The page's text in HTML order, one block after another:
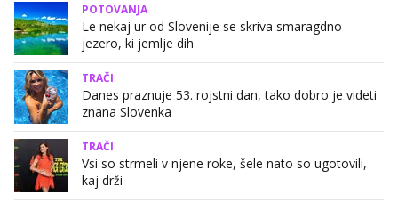
POTOVANJA
Le nekaj ur od Slovenije se skriva smaragdno
jezero, ki jemlje dih
TRAČI
Danes praznuje 53. rojstni dan, tako dobro je videti
znana Slovenka
TRAČI
Vsi so strmeli v njene roke, šele nato so ugotovili,
kaj drži